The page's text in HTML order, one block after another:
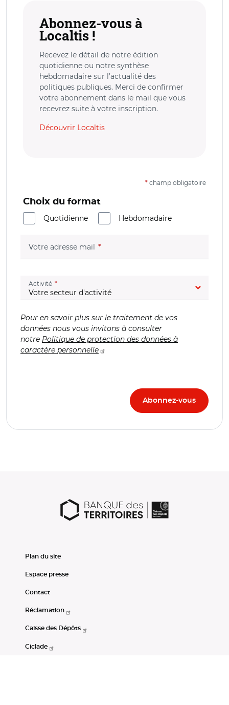
Abonnez-vous à
Localtis !
Recevez le détail de notre édition
quotidienne ou notre synthèse
hebdomadaire sur l’actualité des
politiques publiques. Merci de confirmer
votre abonnement dans le mail que vous
recevrez suite à votre inscription.
Découvrir Localtis
* champ obligatoire
Choix du format
Quotidienne
Hebdomadaire
Votre adresse mail (champ obligatoire)
Activité (champ obligatoire)
Pour en savoir plus sur le traitement de vos
données nous vous invitons à consulter
notre Politique de protection des données à
caractère personnelle
Plan du site
Espace presse
Contact
Réclamation
Caisse des Dépôts
Ciclade